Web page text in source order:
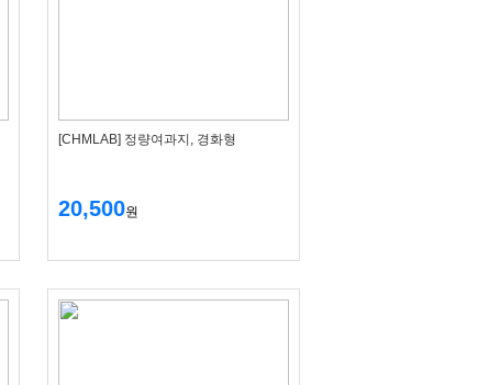
[CHMLAB] 정량여과지, 경화형
20,500원